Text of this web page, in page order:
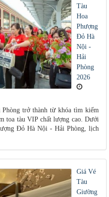
Tàu
Hoa
Phượng
Đỏ Hà
Nội -
Hải
Phòng
2026
trở thành từ khóa tìm kiếm
toa tàu VIP chất lượng cao. Dưới
Đỏ Hà Nội - Hải Phòng, lịch
Giá Vé
Tàu
Giường